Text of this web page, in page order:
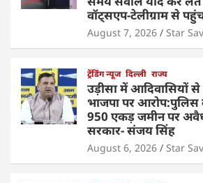
वॉट्सएप-टेलीग्राम से
August 7, 2026 Star
ट्रेंडिंग न्यूज दिल्ली राज्य
उड़ीसा में आदिवासियों
भाजपा पर आरोप:पुलिस
950 एकड़ जमीन पर
सरकार- संजय सिंह
August 6, 2026 Star